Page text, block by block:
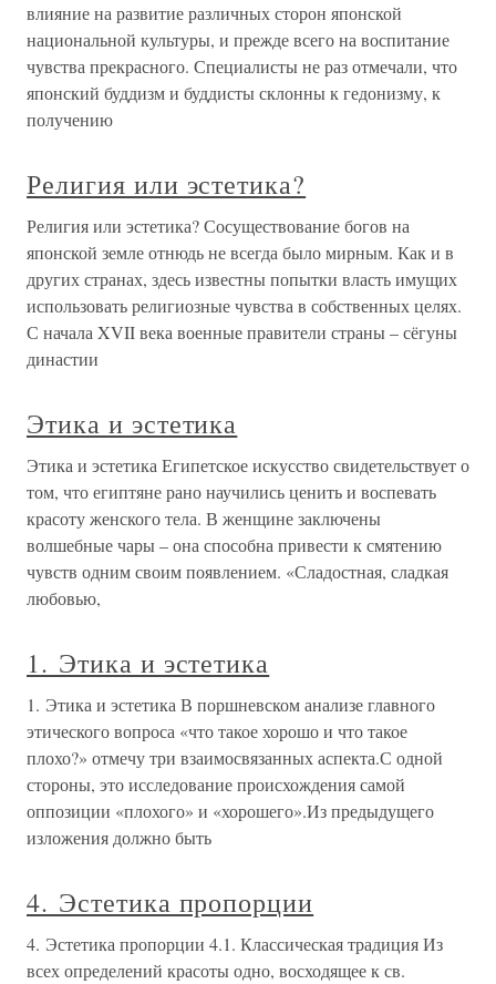
влияние на развитие различных сторон японской
национальной культуры, и прежде всего на воспитание
чувства прекрасного. Специалисты не раз отмечали, что
японский буддизм и буддисты склонны к гедонизму, к
получению
Религия или эстетика?
Религия или эстетика? Сосуществование богов на
японской земле отнюдь не всегда было мирным. Как и в
других странах, здесь известны попытки власть имущих
использовать религиозные чувства в собственных целях.
С начала XVII века военные правители страны – сёгуны
династии
Этика и эстетика
Этика и эстетика Египетское искусство свидетельствует о
том, что египтяне рано научились ценить и воспевать
красоту женского тела. В женщине заключены
волшебные чары – она способна привести к смятению
чувств одним своим появлением. «Сладостная, сладкая
любовью,
1. Этика и эстетика
1. Этика и эстетика В поршневском анализе главного
этического вопроса «что такое хорошо и что такое
плохо?» отмечу три взаимосвязанных аспекта.С одной
стороны, это исследование происхождения самой
оппозиции «плохого» и «хорошего».Из предыдущего
изложения должно быть
4. Эстетика пропорции
4. Эстетика пропорции 4.1. Классическая традиция Из
всех определений красоты одно, восходящее к св.